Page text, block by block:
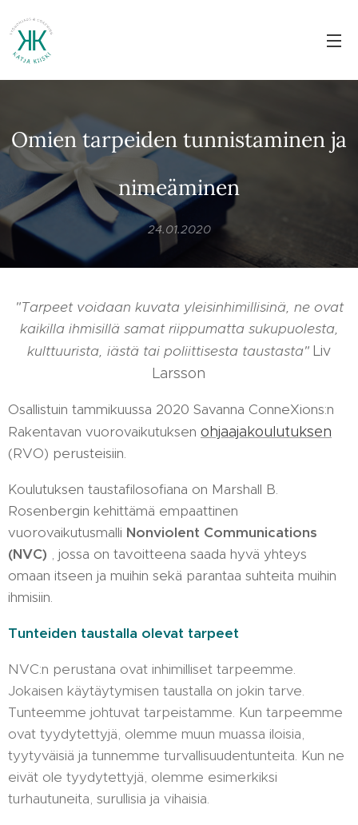
Omien tarpeiden tunnistaminen ja
nimeäminen
24.01.2020
"Tarpeet voidaan kuvata yleisinhimillisinä, ne ovat
kaikilla ihmisillä samat riippumatta sukupuolesta,
kulttuurista, iästä tai poliittisesta taustasta" Liv
Larsson
Osallistuin tammikuussa 2020 Savanna ConneXions:n
Rakentavan vuorovaikutuksen ohjaajakoulutuksen
(RVO) perusteisiin.
Koulutuksen taustafilosofiana on Marshall B.
Rosenbergin kehittämä empaattinen
vuorovaikutusmalli Nonviolent Communications
(NVC) , jossa on tavoitteena saada hyvä yhteys
omaan itseen ja muihin sekä parantaa suhteita muihin
ihmisiin.
Tunteiden taustalla olevat tarpeet
NVC:n perustana ovat inhimilliset tarpeemme.
Jokaisen käytäytymisen taustalla on jokin tarve.
Tunteemme johtuvat tarpeistamme. Kun tarpeemme
ovat tyydytettyjä, olemme muun muassa iloisia,
tyytyväisiä ja tunnemme turvallisuudentunteita. Kun ne
eivät ole tyydytettyjä, olemme esimerkiksi
turhautuneita, surullisia ja vihaisia.